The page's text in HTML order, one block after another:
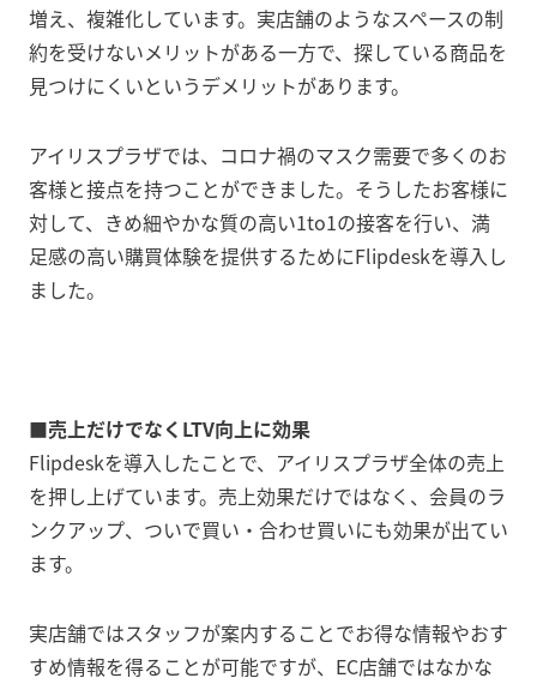
増え、複雑化しています。実店舗のようなスペースの制
約を受けないメリットがある一方で、探している商品を
見つけにくいというデメリットがあります。
アイリスプラザでは、コロナ禍のマスク需要で多くのお
客様と接点を持つことができました。そうしたお客様に
対して、きめ細やかな質の高い1to1の接客を行い、満
足感の高い購買体験を提供するためにFlipdeskを導入し
ました。
■売上だけでなくLTV向上に効果
Flipdeskを導入したことで、アイリスプラザ全体の売上
を押し上げています。売上効果だけではなく、会員のラ
ンクアップ、ついで買い・合わせ買いにも効果が出てい
ます。
実店舗ではスタッフが案内することでお得な情報やおす
すめ情報を得ることが可能ですが、EC店舗ではなかな